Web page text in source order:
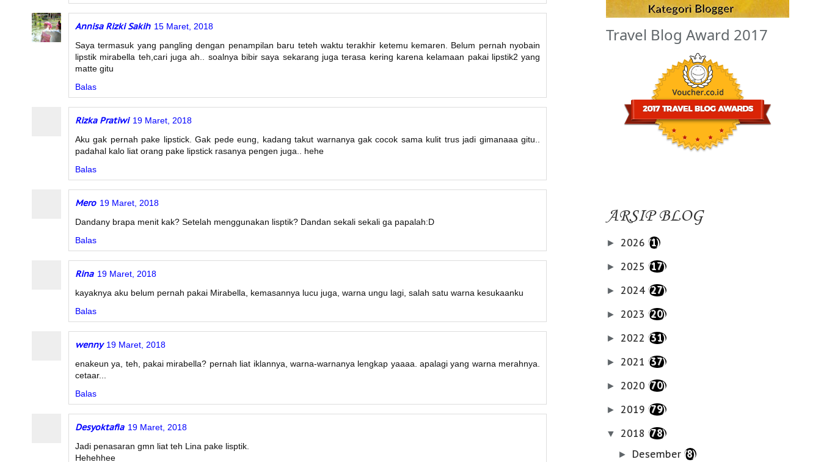
Annisa Rizki Sakih 15 Maret, 2018
Saya termasuk yang pangling dengan penampilan baru teteh waktu terakhir ketemu kemaren. Belum pernah nyobain
lipstik mirabella teh,cari juga ah.. soalnya bibir saya sekarang juga terasa kering karena kelamaan pakai lipstik2 yang
matte gitu
Balas
Rizka Pratiwi 19 Maret, 2018
Aku gak pernah pake lipstick. Gak pede eung, kadang takut warnanya gak cocok sama kulit trus jadi gimanaaa gitu..
padahal kalo liat orang pake lipstick rasanya pengen juga.. hehe
Balas
Mero 19 Maret, 2018
Dandany brapa menit kak? Setelah menggunakan lisptik? Dandan sekali sekali ga papalah:D
Balas
Rina 19 Maret, 2018
kayaknya aku belum pernah pakai Mirabella, kemasannya lucu juga, warna ungu lagi, salah satu warna kesukaanku
Balas
wenny 19 Maret, 2018
enakeun ya, teh, pakai mirabella? pernah liat iklannya, warna-warnanya lengkap yaaaa. apalagi yang warna merahnya.
cetaar...
Balas
Desyoktafia 19 Maret, 2018
Jadi penasaran gmn liat teh Lina pake lisptik.
Hehehhee
Travel Blog Award 2017
ARSIP BLOG
► 2026 (1)
► 2025 (17)
► 2024 (27)
► 2023 (20)
► 2022 (31)
► 2021 (37)
► 2020 (70)
► 2019 (79)
▼ 2018 (78)
► Desember(8)